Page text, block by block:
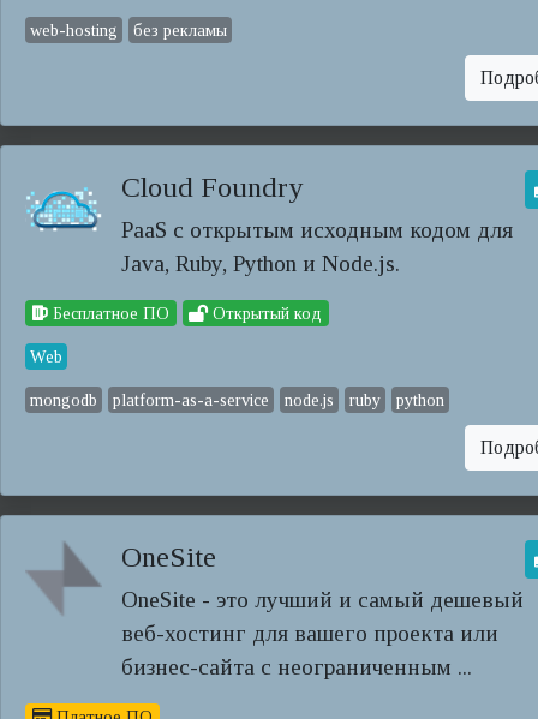
web-hosting без рекламы
Cloud Foundry
PaaS с открытым исходным кодом для
Java, Ruby, Python и Node.js.
Бесплатное ПО Открытый код
Web
mongodb platform-as-a-service node.js ruby python
OneSite
OneSite - это лучший и самый дешевый
веб-хостинг для вашего проекта или
бизнес-сайта с неограниченным ...